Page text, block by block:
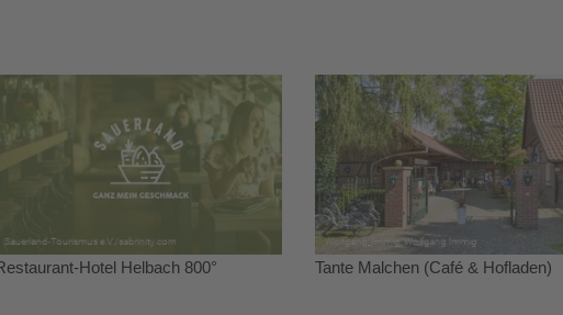
Hotel Helbach 800° Tante Malchen (Café & Hofladen)